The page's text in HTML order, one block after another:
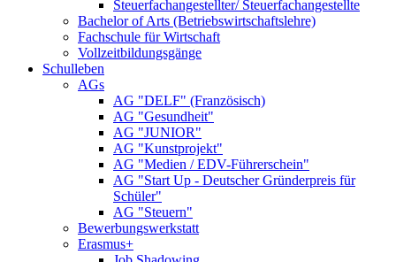
Steuerfachangestellter/ Steuerfachangestellte
Bachelor of Arts (Betriebswirtschaftslehre)
Fachschule für Wirtschaft
Vollzeitbildungsgänge
Schulleben
AGs
AG "DELF" (Französisch)
AG "Gesundheit"
AG "JUNIOR"
AG "Kunstprojekt"
AG "Medien / EDV-Führerschein"
AG "Start Up - Deutscher Gründerpreis für
Schüler"
AG "Steuern"
Bewerbungswerkstatt
Erasmus+